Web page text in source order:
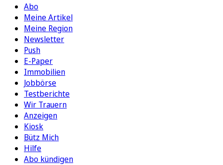
Abo
Meine Artikel
Meine Region
Newsletter
Push
E-Paper
Immobilien
Jobbörse
Testberichte
Wir Trauern
Anzeigen
Kiosk
Bütz Mich
Hilfe
Abo kündigen